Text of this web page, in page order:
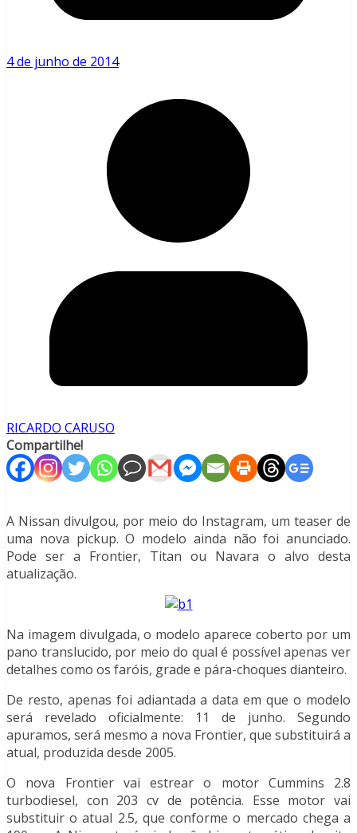
4 de junho de 2014
RICARDO CARUSO
Compartilhe!
A Nissan divulgou, por meio do Instagram, um teaser de
uma nova pickup. O modelo ainda não foi anunciado.
Pode ser a Frontier, Titan ou Navara o alvo desta
atualização.
Na imagem divulgada, o modelo aparece coberto por um
pano translucido, por meio do qual é possível apenas ver
detalhes como os faróis, grade e pára-choques dianteiro.
De resto, apenas foi adiantada a data em que o modelo
será revelado oficialmente: 11 de junho. Segundo
apuramos, será mesmo a nova Frontier, que substituirá a
atual, produzida desde 2005.
O nova Frontier vai estrear o motor Cummins 2.8
turbodiesel, con 203 cv de potência. Esse motor vai
substituir o atual 2.5, que conforme o mercado chega a